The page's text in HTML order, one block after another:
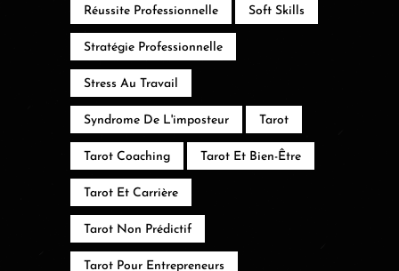
Réussite Professionnelle Soft Skills
Stratégie Professionnelle
Stress Au Travail
Syndrome De L'imposteur Tarot
Tarot Coaching Tarot Et Bien-Être
Tarot Et Carrière
Tarot Non Prédictif
Tarot Pour Entrepreneurs